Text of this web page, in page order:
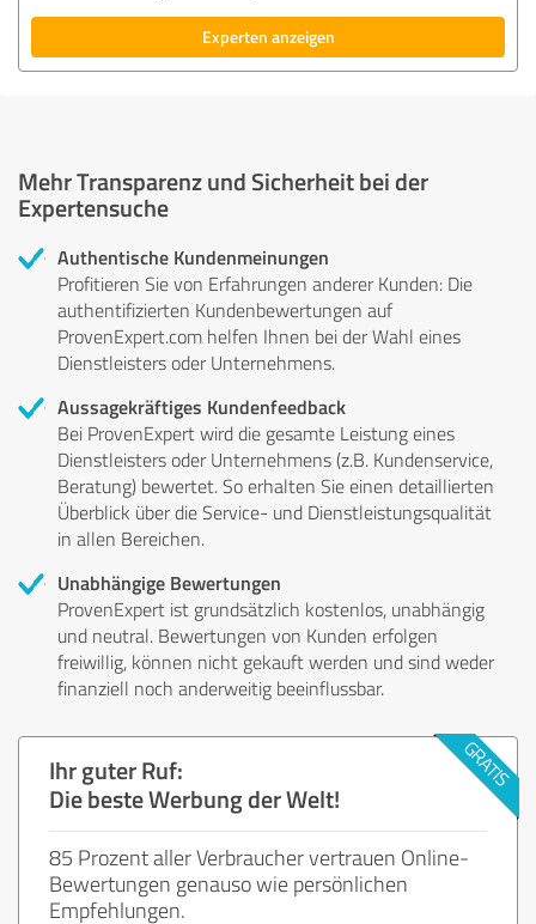
Experten anzeigen
Mehr Transparenz und Sicherheit bei der
Expertensuche
Authentische Kundenmeinungen
Profitieren Sie von Erfahrungen anderer Kunden: Die
authentifizierten Kundenbewertungen auf
ProvenExpert.com helfen Ihnen bei der Wahl eines
Dienstleisters oder Unternehmens.
Aussagekräftiges Kundenfeedback
Bei ProvenExpert wird die gesamte Leistung eines
Dienstleisters oder Unternehmens (z.B. Kundenservice,
Beratung) bewertet. So erhalten Sie einen detaillierten
Überblick über die Service- und Dienstleistungsqualität
in allen Bereichen.
Unabhängige Bewertungen
ProvenExpert ist grundsätzlich kostenlos, unabhängig
und neutral. Bewertungen von Kunden erfolgen
freiwillig, können nicht gekauft werden und sind weder
finanziell noch anderweitig beeinflussbar.
Ihr guter Ruf:
Die beste Werbung der Welt!
85 Prozent aller Verbraucher vertrauen Online-
Bewertungen genauso wie persönlichen
Empfehlungen.